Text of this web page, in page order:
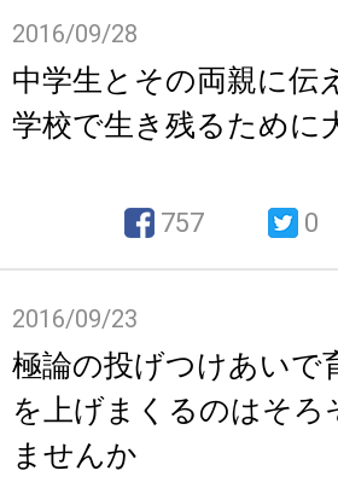
2016/09/28
中学生とその両親に伝
学校で生き残るために
757 0
2016/09/23
極論の投げつけあいで
を上げまくるのはそろ
ませんか